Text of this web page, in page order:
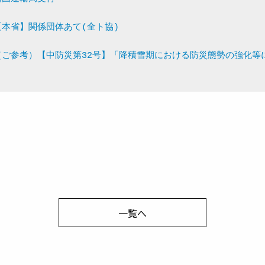
本省】関係団体あて(全ト協)
ご参考）【中防災第32号】「降積雪期における防災態勢の強化等
一覧へ